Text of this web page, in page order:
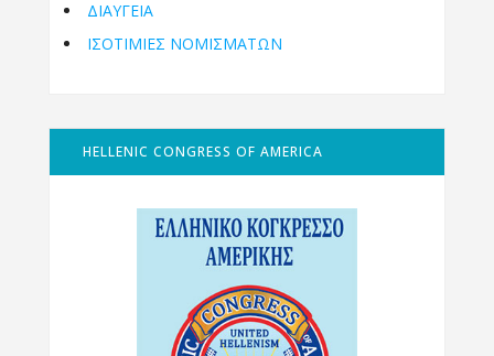
ΔΙΑΥΓΕΙΑ
ΙΣΟΤΙΜΙΕΣ ΝΟΜΙΣΜΑΤΩΝ
HELLENIC CONGRESS OF AMERICA